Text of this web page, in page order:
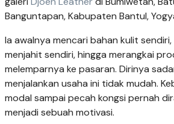
Banguntapan, Kabupaten Bantul,
Ia awalnya mencari bahan kulit
menjahit sendiri, hingga merangkai
melemparnya ke pasaran. Dirinya
menjalankan usaha ini tidak mudah.
modal sampai pecah kongsi pernah
menjadi sebuah motivasi.